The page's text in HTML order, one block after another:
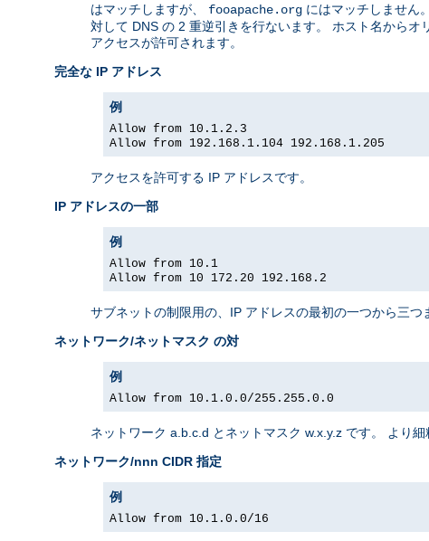
はマッチしますが、 fooapache.org にはマッチしません
対して DNS の 2 重逆引きを行ないます。 ホスト名からオ
アクセスが許可されます。
完全な IP アドレス
例
Allow from 10.1.2.3
Allow from 192.168.1.104 192.168.1.205
アクセスを許可する IP アドレスです。
IP アドレスの一部
例
Allow from 10.1
Allow from 10 172.20 192.168.2
サブネットの制限用の、IP アドレスの最初の一つから三つ
ネットワーク/ネットマスク の対
例
Allow from 10.1.0.0/255.255.0.0
ネットワーク a.b.c.d とネットマスク w.x.y.z です。 より細
ネットワーク/nnn CIDR 指定
例
Allow from 10.1.0.0/16